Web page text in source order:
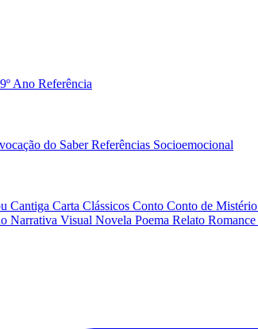
Ano Referência
do SaberReferências Socioemocional
Cantiga Carta Clássicos Conto Conto de Mistério
Narrativa Visual Novela Poema Relato Romance